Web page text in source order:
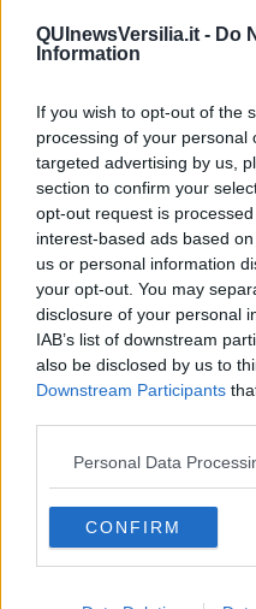
QUInewsVersilia.it - Do
Information
If you wish to opt-out of the
processing of your personal
targeted advertising by us,
section to confirm your
opt-out request is
interest-based ads based
us or personal information
your opt-out. You may
disclosure of your personal
IAB’s list of downstream
also be disclosed by us to
Downstream Participants
Personal Data
CONFIRM
problema!
​Alessandro Orsini e la
Americanismo" (4^ parte)
​Il terrore di Netanyahu e la
Il mito della democratica
​Finale di partita?
​Il voto del referendum e i due
Il decreto il-libertà e in-
Tu vuo’ fa l’americano con
La poesia contro gli orrori
Israele-Salò
​La fascistizzazione dello
Papa Francesco e
​Chi è Donald Trump?
App e lista boicottaggio di
​Un rituale Lakota per
​Il palco, l’anello di Frodo e
Esimio filosofo Galimberti
​I mattarelli e le mattarelle
​STRIP IN TRIP … un video da
"Chi può guidarci fuori dal